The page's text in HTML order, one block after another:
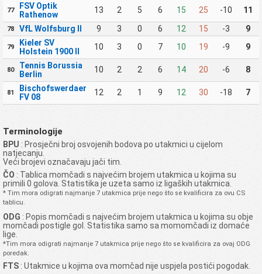
77
FSV Optik
Rathenow
13 2 5 6 15 25 -10 11
78 VfL Wolfsburg II 9 3 0 6 12 15 -3 9
79
Kieler SV
Holstein 1900 II
10 3 0 7 10 19 -9 9
80
Tennis Borussia
Berlin
10 2 2 6 14 20 -6 8
81
Bischofswerdaer
FV 08
12 2 1 9 12 30 -18 7
Terminologije
BPU : Prosječni broj osvojenih bodova po utakmici u cijelom
natjecanju.
Veći brojevi označavaju jači tim.
ČO : Tablica momčadi s najvećim brojem utakmica u kojima su
primili 0 golova. Statistika je uzeta samo iz ligaških utakmica.
* Tim mora odigrati najmanje 7 utakmica prije nego što se kvalificira za ovu CS
tablicu.
ODG : Popis momčadi s najvećim brojem utakmica u kojima su obje
momčadi postigle gol. Statistika samo sa momomčadi iz domaće
lige.
*Tim mora odigrati najmanje 7 utakmica prije nego što se kvalificira za ovaj ODG
poredak.
FTS : Utakmice u kojima ova momčad nije uspjela postići pogodak.